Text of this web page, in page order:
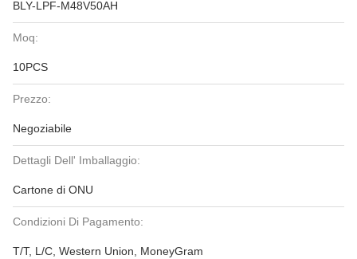
BLY-LPF-M48V50AH
Moq:
10PCS
Prezzo:
Negoziabile
Dettagli Dell' Imballaggio:
Cartone di ONU
Condizioni Di Pagamento:
T/T, L/C, Western Union, MoneyGram